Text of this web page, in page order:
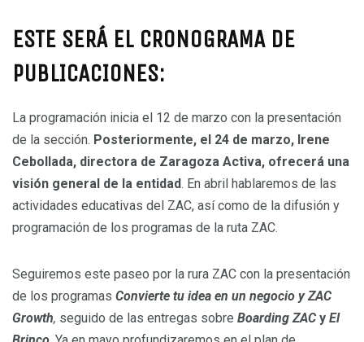
ESTE SERÁ EL CRONOGRAMA DE
PUBLICACIONES:
La programación inicia el 12 de marzo con la presentación
de la sección. Posteriormente, el 24 de marzo, Irene
Cebollada, directora de Zaragoza Activa, ofrecerá una
visión general de la entidad. En abril hablaremos de las
actividades educativas del ZAC, así como de la difusión y
programación de los programas de la ruta ZAC.
Seguiremos este paseo por la rura ZAC con la presentación
de los programas Convierte tu idea en un negocio y ZAC
Growth, seguido de las entregas sobre Boarding ZAC y El